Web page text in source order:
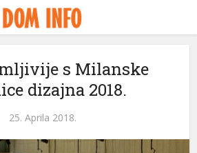
s Milanske
dizajna 2018.
25. Aprila 2018.